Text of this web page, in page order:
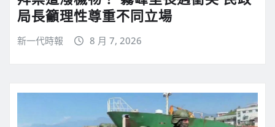
局長籲理性尊重不同立場
新一代時報 8 月 7, 2026